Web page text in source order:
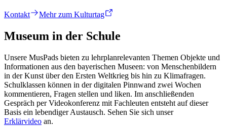
Kontakt Mehr zum Kulturtag
Museum in der Schule
Unsere MusPads bieten zu lehrplanrelevanten Themen Objekte und
Informationen aus den bayerischen Museen: von Menschenbildern
in der Kunst über den Ersten Weltkrieg bis hin zu Klimafragen.
Schulklassen können in der digitalen Pinnwand zwei Wochen
kommentieren, Fragen stellen und liken. Im anschließenden
Gespräch per Videokonferenz mit Fachleuten entsteht auf dieser
Basis ein lebendiger Austausch. Sehen Sie sich unser
Erklärvideo an.